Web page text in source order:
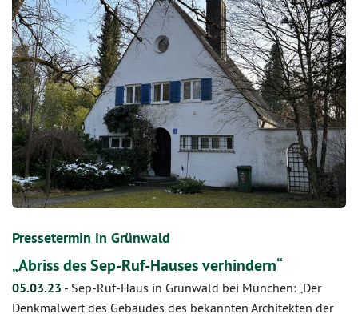
Pressetermin in Grünwald
„Abriss des Sep-Ruf-Hauses verhindern“
05.03.23 - Sep-Ruf-Haus in Grünwald bei München: „Der
Denkmalwert des Gebäudes des bekannten Architekten der